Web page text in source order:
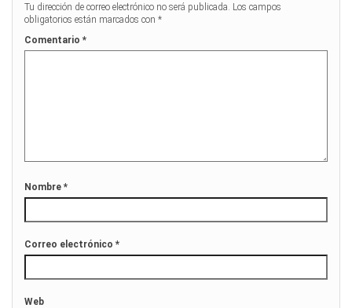
Tu dirección de correo electrónico no será publicada. Los campos
obligatorios están marcados con *
Comentario *
Nombre *
Correo electrónico *
Web